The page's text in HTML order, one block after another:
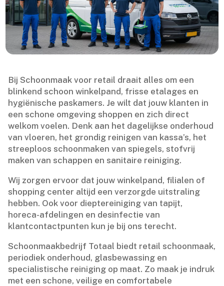
Bij Schoonmaak voor retail draait alles om een
blinkend schoon winkelpand, frisse etalages en
hygiënische paskamers.​ Je wilt dat jouw klanten in
een schone omgeving shoppen en zich direct
welkom voelen.​ Denk aan het dagelijkse onderhoud
van vloeren, het grondig reinigen van kassa’s, het
streeploos schoonmaken van spiegels, stofvrij
maken van schappen en sanitaire reiniging.​
Wij zorgen ervoor dat jouw winkelpand, filialen of
shopping center altijd een verzorgde uitstraling
hebben.​ Ook voor dieptereiniging van tapijt,
horeca-afdelingen en desinfectie van
klantcontactpunten kun je bij ons terecht.​
Schoonmaakbedrijf Totaal biedt retail schoonmaak,
periodiek onderhoud, glasbewassing en
specialistische reiniging op maat.​ Zo maak je indruk
met een schone, veilige en comfortabele